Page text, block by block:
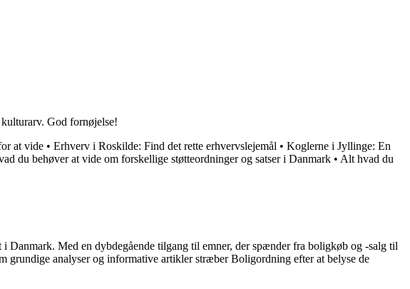
God fornøjelse!
at vide • Erhverv i Roskilde: Find det rette erhvervslejemål • Koglerne i Jyllinge: En
du behøver at vide om forskellige støtteordninger og satser i Danmark • Alt hvad du
Danmark. Med en dybdegående tilgang til emner, der spænder fra boligkøb og -salg til
grundige analyser og informative artikler stræber Boligordning efter at belyse de